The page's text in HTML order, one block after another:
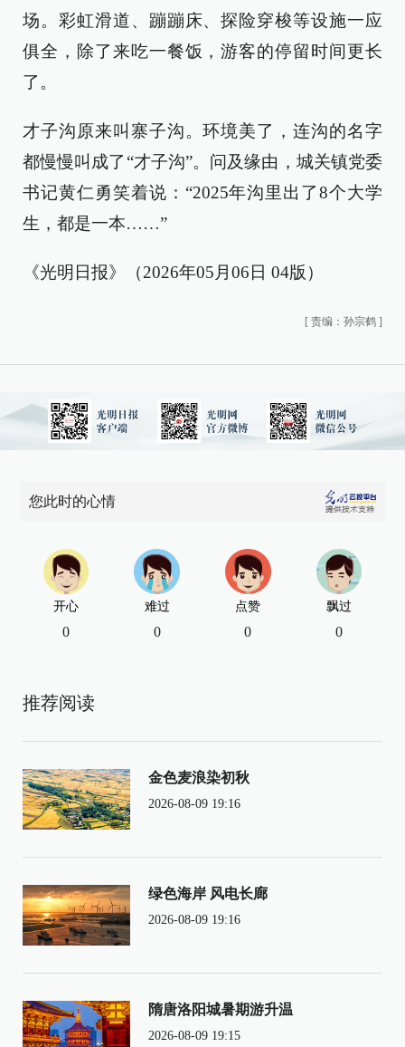
场。彩虹滑道、蹦蹦床、探险穿梭等设施一应
俱全，除了来吃一餐饭，游客的停留时间更长
了。
才子沟原来叫寨子沟。环境美了，连沟的名字
都慢慢叫成了“才子沟”。问及缘由，城关镇党委
书记黄仁勇笑着说：“2025年沟里出了8个大学
生，都是一本……”
《光明日报》（2026年05月06日 04版）
[ 责编：孙宗鹤 ]
您此时的心情
开心
0
难过
0
点赞
0
飘过
0
推荐阅读
金色麦浪染初秋
2026-08-09 19:16
绿色海岸 风电长廊
2026-08-09 19:16
隋唐洛阳城暑期游升温
2026-08-09 19:15